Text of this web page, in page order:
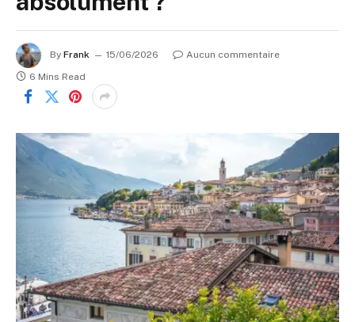
By Frank 15/06/2026
Aucun commentaire
6 Mins Read